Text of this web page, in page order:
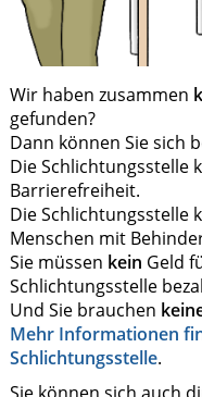
Wir haben zusammen
gefunden?
Dann können Sie sich
Die Schlichtungsstelle
Barrierefreiheit.
Die Schlichtungsstelle
Menschen mit
Sie müssen kein Geld
Schlichtungsstelle
Und Sie brauchen
Mehr Informationen
Schlichtungsstelle.